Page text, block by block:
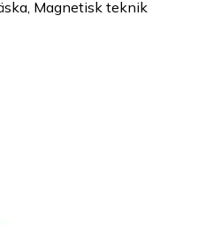
Magnetisk teknik